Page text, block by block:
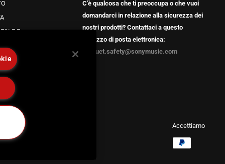
E E
C’è qualcosa che ti preoccupa o che vuoi
domandarci in relazione alla sicurezza dei
nostri prodotti? Contattaci a questo
indirizzo di posta elettronica:
product.safety@sonymusic.com
Accettiamo